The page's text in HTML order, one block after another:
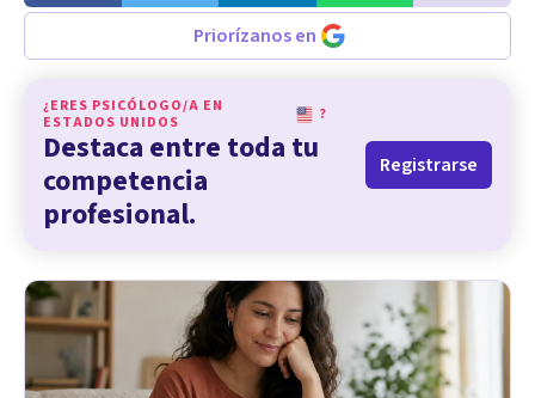
Priorízanos en
¿ERES PSICÓLOGO/A EN
ESTADOS UNIDOS
?
Destaca entre toda tu
competencia
profesional.
Registrarse